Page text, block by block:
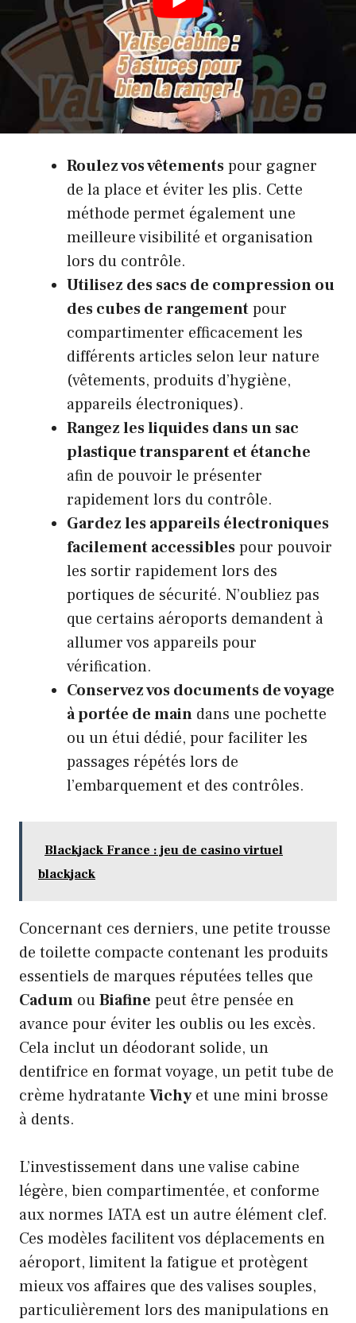
fondamental dans votre passage aux
contrôles de sécurité. Une organisation
claire facilite le contrôle et réduit le stress.
Voici quelques astuces éprouvées pour
optimiser votre valise.
Roulez vos vêtementspour gagner
de la place et éviter les plis. Cette
méthode permet également une
meilleure visibilité et organisation
lors du contrôle.
Utilisez des sacs de compression ou
des cubes de rangementpour
compartimenter efficacement les
différents articles selon leur nature
(vêtements, produits d’hygiène,
appareils électroniques).
Rangez les liquides dans un sac
plastique transparent et étanche
afin de pouvoir le présenter
rapidement lors du contrôle.
Gardez les appareils électroniques
facilement accessiblespour pouvoir
les sortir rapidement lors des
portiques de sécurité. N’oubliez pas
que certains aéroports demandent à
allumer vos appareils pour
vérification.
Conservez vos documents de voyage
à portée de main dans une pochette
ou un étui dédié, pour faciliter les
passages répétés lors de
l’embarquement et des contrôles.
Blackjack France : jeu de casino virtuel
blackjack
Concernant ces derniers, une petite trousse
de toilette compacte contenant les produits
essentiels de marques réputées telles que
Cadum ouBiafine peut être pensée en
avance pour éviter les oublis ou les excès.
Cela inclut un déodorant solide, un
dentifrice en format voyage, un petit tube de
crème hydratante Vichyet une mini brosse
à dents.
L’investissement dans une valise cabine
légère, bien compartimentée, et conforme
aux normes IATA est un autre élément clef.
Ces modèles facilitent vos déplacements en
aéroport, limitent la fatigue et protègent
mieux vos affaires que des valises souples,
particulièrement lors des manipulations en